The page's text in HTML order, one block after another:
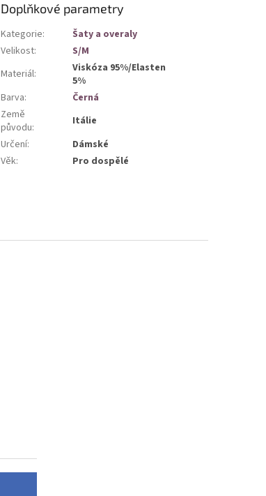
Doplňkové parametry
Kategorie:
Šaty a overaly
Velikost:
S/M
Materiál:
Viskóza 95%/Elasten
5%
Barva:
Černá
Země
původu:
Itálie
Určení:
Dámské
Věk: Pro dospělé